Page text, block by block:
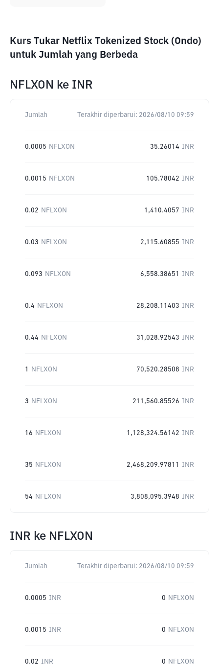
Kurs Tukar Netflix Tokenized Stock (Ondo)
untuk Jumlah yang Berbeda
NFLXON ke INR
Jumlah Terakhir diperbarui: 2026/08/10 09:59
0.0005 NFLXON 35.26014 INR
0.0015 NFLXON 105.78042 INR
0.02 NFLXON 1,410.4057 INR
0.03 NFLXON 2,115.60855 INR
0.093 NFLXON 6,558.38651 INR
0.4 NFLXON 28,208.11403 INR
0.44 NFLXON 31,028.92543 INR
1 NFLXON 70,520.28508 INR
3 NFLXON 211,560.85526 INR
16 NFLXON 1,128,324.56142 INR
35 NFLXON 2,468,209.97811 INR
54 NFLXON 3,808,095.3948 INR
INR ke NFLXON
Jumlah Terakhir diperbarui: 2026/08/10 09:59
0.0005 INR 0 NFLXON
0.0015 INR 0 NFLXON
0.02 INR 0 NFLXON